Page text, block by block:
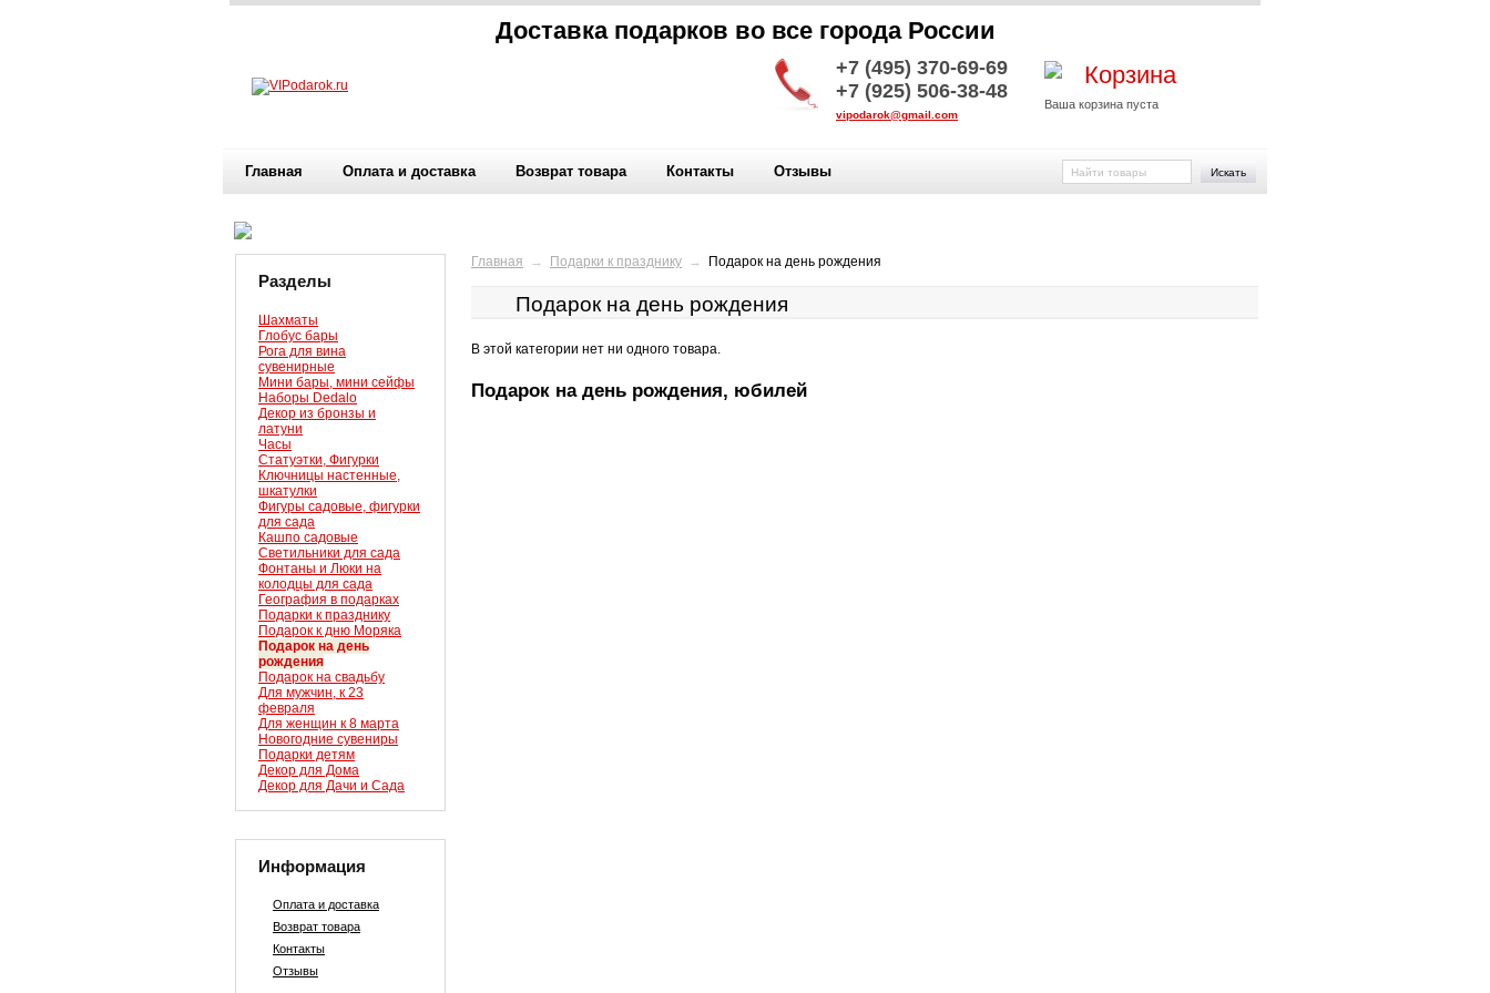
Доставка подарков во все города России
+7 (495) 370-69-69
+7 (925) 506-38-48
vipodarok@gmail.com
Корзина
Ваша корзина пуста
Главная Оплата и доставка Возврат товара Контакты Отзывы Искать
Разделы
Шахматы
Глобус бары
Рога для вина
сувенирные
Мини бары, мини сейфы
Наборы Dedalo
Декор из бронзы и
латуни
Часы
Статуэтки, Фигурки
Ключницы настенные,
шкатулки
Фигуры садовые, фигурки
для сада
Кашпо садовые
Светильники для сада
Фонтаны и Люки на
колодцы для сада
География в подарках
Подарки к празднику
Подарок к дню Моряка
Подарок на день
рождения
Подарок на свадьбу
Для мужчин, к 23
февраля
Для женщин к 8 марта
Новогодние сувениры
Подарки детям
Декор для Дома
Декор для Дачи и Сада
Информация
Оплата и доставка
Возврат товара
Контакты
Отзывы
Главная → Подарки к празднику → Подарок на день рождения
Подарок на день рождения
В этой категории нет ни одного товара.
Подарок на день рождения, юбилей